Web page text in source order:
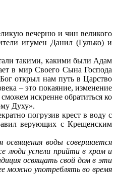
вечерню и чин великого
игумен Данил (Гулько) и
такими, какими были Адам
в мир Своего Сына Господа
открыл нам путь в Царство
– это покаяние, изменение
искренне обратиться ко
Духу».
погрузив крест в воду с
верующих с Крещенским
освящения воды совершается
люди успели прийти в храм и
освящать свой дом в эти
можно употреблять во время